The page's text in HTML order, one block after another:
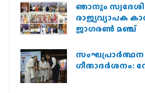
ഞാനും
രാജ്യവ്യാപക
ജാഗരണ്‍ മഞ്ച്
ഗീതാദര്‍ശനം: